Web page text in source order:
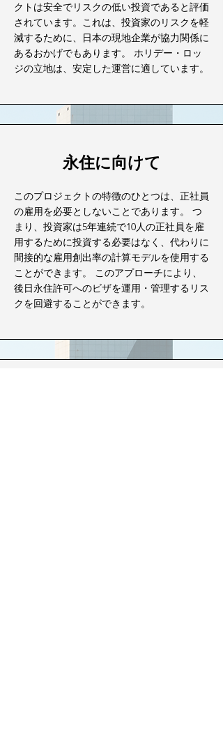
クトは安全でリスクの低い投資であると評価
されています。これは、投資家のリスクを軽
減するために、日本の現地企業が協力関係に
あるおかげでもあります。 ホリデー・ロッ
ジの立地は、安定した運営に適しています。
永住に向けて
このプロジェクトの特徴のひとつは、正社員
の雇用を必要としないことであります。 つ
まり、投資家は5年連続で10人の正社員を雇
用するために投資する必要はなく、代わりに
間接的な雇用創出率の計算モデルを使用する
ことができます。 このアプローチにより、
後日永住許可へのビザを運用・管理するリス
クを回避することができます。